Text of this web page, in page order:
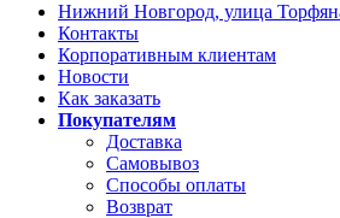
Нижний Новгород, улица
Контакты
Корпоративным клиентам
Новости
Как заказать
Покупателям
Доставка
Самовывоз
Способы оплаты
Возврат